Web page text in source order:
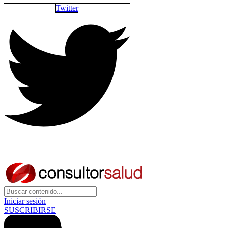
Twitter
Iniciar sesión
SUSCRIBIRSE